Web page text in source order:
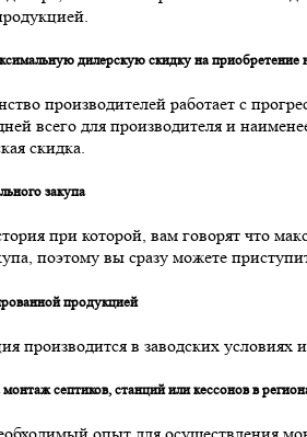
дилерскую скидку на приобретение
производителей работает с
всего для производителя и
скидка.
закупа
при которой, вам говорят что
поэтому вы сразу можете
продукцией
производится в заводских условиях
септиков, станций или кессонов в